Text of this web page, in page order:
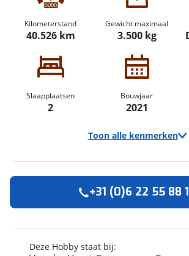
Kilometerstand
40.526 km
Gewicht maximaal
3.500 kg
Slaapplaatsen
2
Bouwjaar
2021
Toon alle kenmerken
Merk
Hobby
Automerk camper
Deze Hobby staat bij:
+31 (0)6 22 55 88